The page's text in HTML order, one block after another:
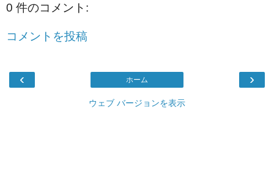
0 件のコメント:
コメントを投稿
‹ ›
ホーム
ウェブ バージョンを表示